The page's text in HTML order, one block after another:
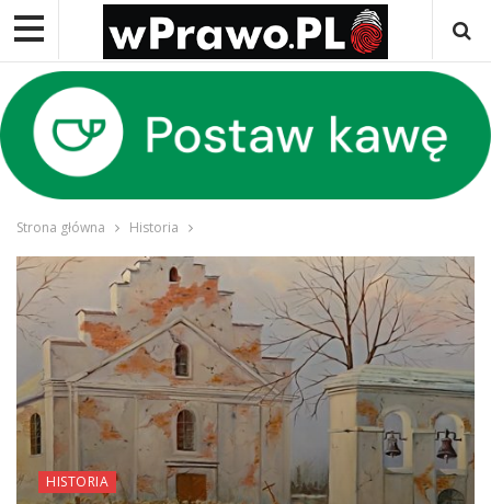
Strona główna Historia
HISTORIA